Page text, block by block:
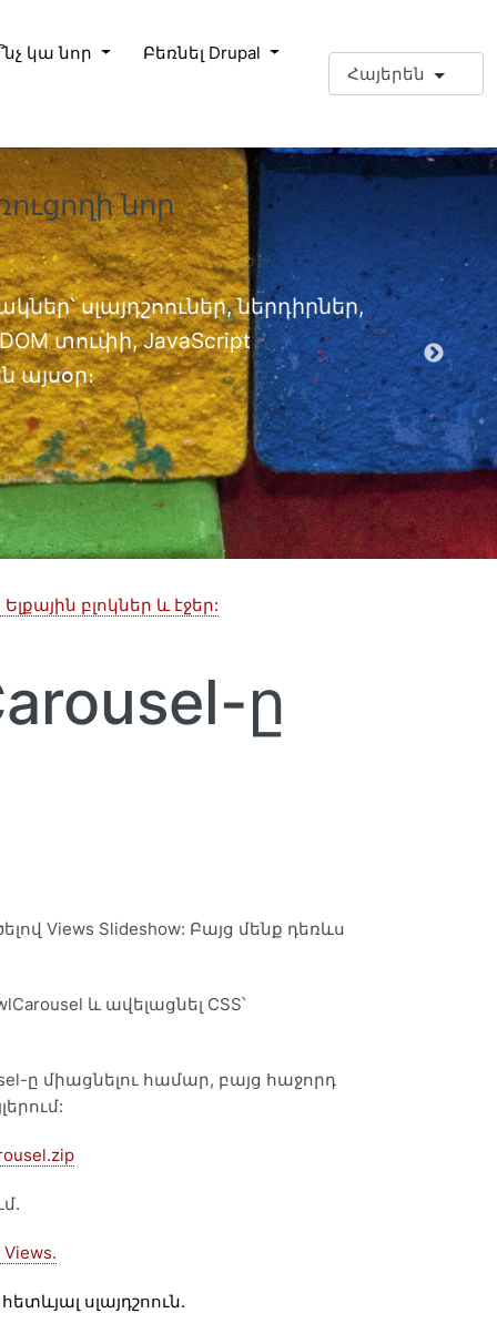
կա նոր Բեռնել Drupal
Հայերեն
նոր
սլայդշոուներ, ներդիրներ,
տուփի, JavaScript
այսօր։
EPT
բլոկներ և էջեր:
ը
Views Slideshow: Բայց մենք դեռևս
և ավելացնել CSS՝
ը միացնելու համար, բայց հաջորդ
սլայդշոուն.